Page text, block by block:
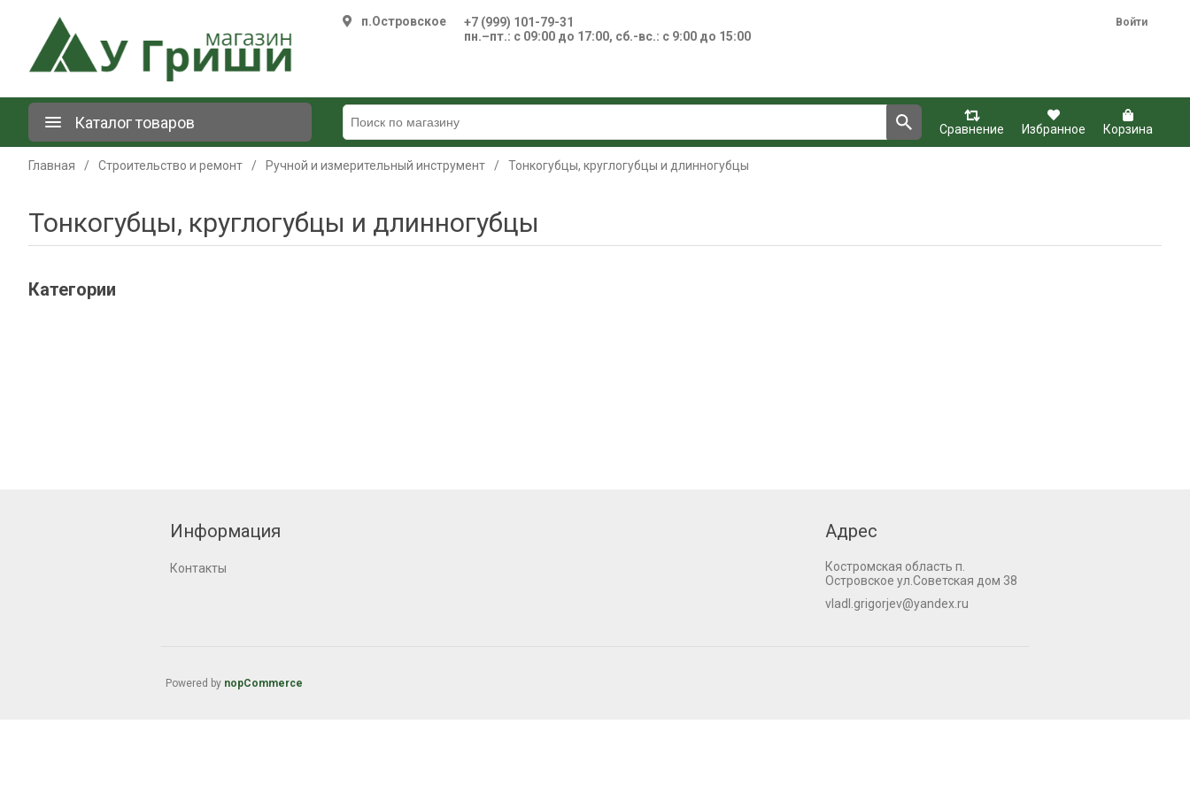
п.Островское
+7 (999) 101-79-31
пн.–пт.: с 09:00 до 17:00, сб.-вс.: с 9:00 до 15:00
Войти
Каталог товаров Сравнение Избранное Корзина
Главная / Строительство и ремонт / Ручной и измерительный инструмент / Тонкогубцы, круглогубцы и длинногубцы
Тонкогубцы, круглогубцы и длинногубцы
Категории
Информация
Контакты
Адрес
Костромская область п.
Островское ул.Советская дом 38
vladl.grigorjev@yandex.ru
Powered by nopCommerce